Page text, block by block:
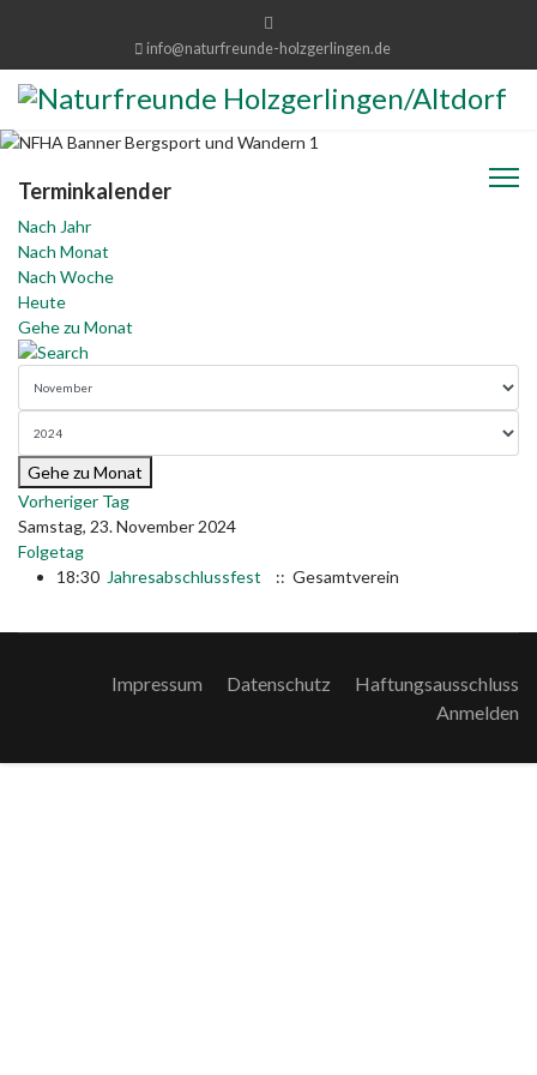
info@naturfreunde-holzgerlingen.de
Terminkalender
Nach Jahr
Nach Monat
Nach Woche
Heute
Gehe zu Monat
Gehe zu Monat
Vorheriger Tag
Samstag, 23. November 2024
Folgetag
18:30 Jahresabschlussfest :: Gesamtverein
Impressum Datenschutz
Haftungsausschluss
Anmelden